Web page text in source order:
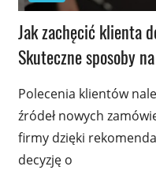
Jak zachęcić klienta
Skuteczne sposoby
Polecenia klientów
źródeł nowych
firmy dzięki
decyzję o